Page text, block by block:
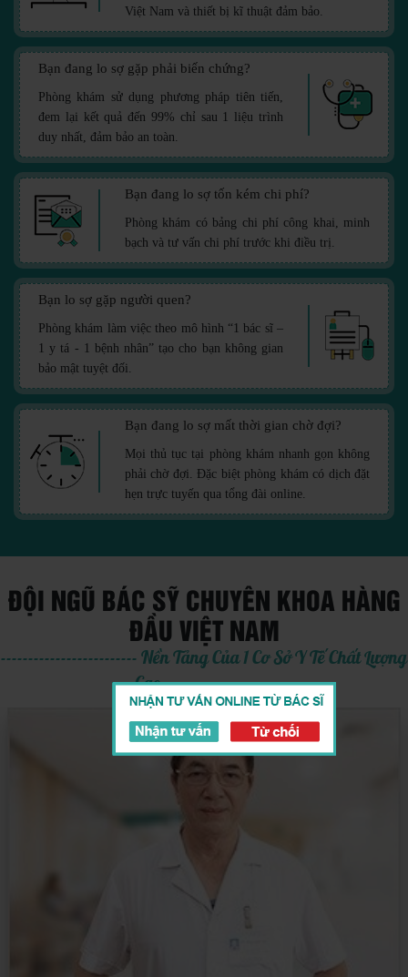
Việt Nam và thiết bị kĩ thuật đảm bảo.
Bạn đang lo sợ gặp phải biến chứng?
Phòng khám sử dụng phương pháp tiên tiến,
đem lại kết quả đến 99% chỉ sau 1 liệu trình
duy nhất, đảm bảo an toàn.
Bạn đang lo sợ tốn kém chi phí?
Phòng khám có bảng chi phí công khai, minh
bạch và tư vấn chi phí trước khi điều trị.
Bạn lo sợ gặp người quen?
Phòng khám làm việc theo mô hình “1 bác sĩ –
1 y tá - 1 bệnh nhân” tạo cho bạn không gian
bảo mật tuyệt đối.
Bạn đang lo sợ mất thời gian chờ đợi?
Mọi thủ tục tại phòng khám nhanh gọn không
phải chờ đợi. Đặc biệt phòng khám có dịch đặt
hẹn trực tuyến qua tổng đài online.
ĐỘI NGŨ BÁC SỸ CHUYÊN KHOA HÀNG
ĐẦU VIỆT NAM
------------------------- Nền Tảng Của 1 Cơ Sở Y Tế Chất Lượng
Cao --------------------